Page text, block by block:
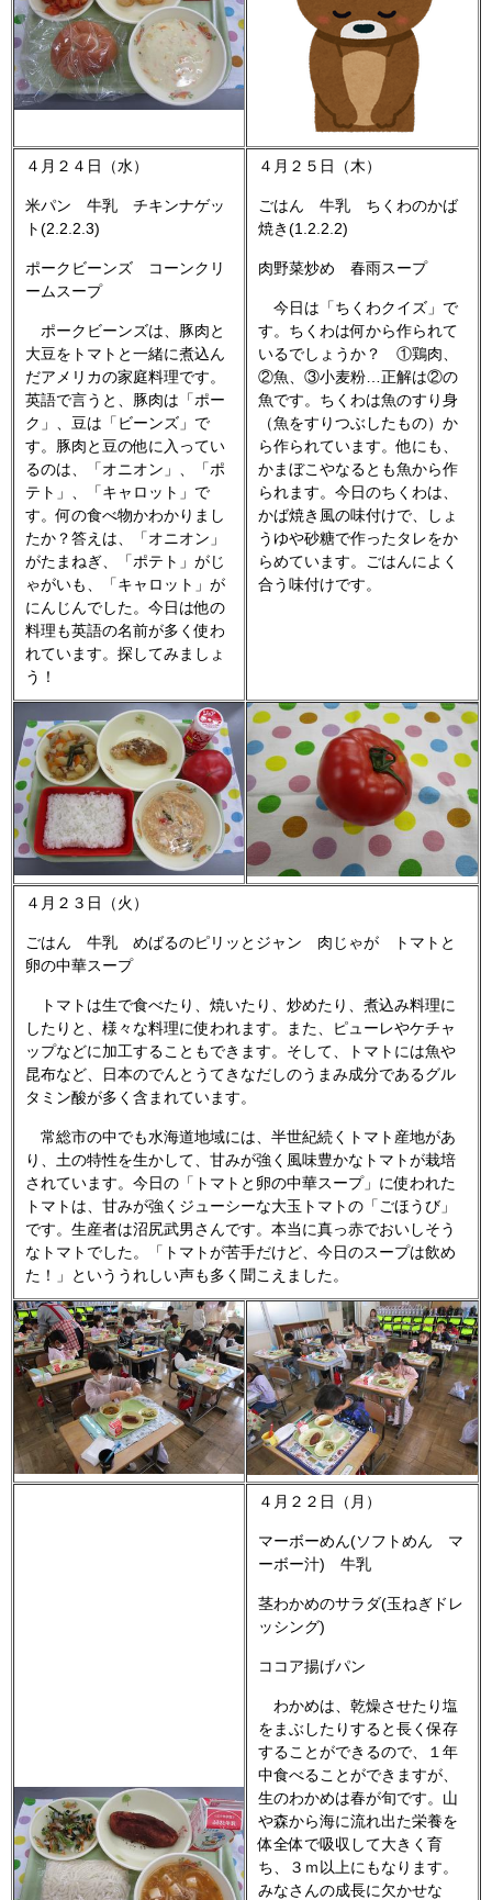
４月２４日（水）
米パン 牛乳 チキンナゲッ
ト(2.2.2.3)
ポークビーンズ コーンクリ
ームスープ
ポークビーンズは、豚肉と
大豆をトマトと一緒に煮込ん
だアメリカの家庭料理です。
英語で言うと、豚肉は「ポー
ク」、豆は「ビーンズ」で
す。豚肉と豆の他に入ってい
るのは、「オニオン」、「ポ
テト」、「キャロット」で
す。何の食べ物かわかりまし
たか？答えは、「オニオン」
がたまねぎ、「ポテト」がじ
ゃがいも、「キャロット」が
にんじんでした。今日は他の
料理も英語の名前が多く使わ
れています。探してみましょ
う！
４月２５日（木）
ごはん 牛乳 ちくわのかば
焼き(1.2.2.2)
肉野菜炒め 春雨スープ
今日は「ちくわクイズ」で
す。ちくわは何から作られて
いるでしょうか？ ①鶏肉、
②魚、③小麦粉…正解は②の
魚です。ちくわは魚のすり身
（魚をすりつぶしたもの）か
ら作られています。他にも、
かまぼこやなるとも魚から作
られます。今日のちくわは、
かば焼き風の味付けで、しょ
うゆや砂糖で作ったタレをか
らめています。ごはんによく
合う味付けです。
４月２３日（火）
ごはん 牛乳 めばるのピリッとジャン 肉じゃが トマトと
卵の中華スープ
トマトは生で食べたり、焼いたり、炒めたり、煮込み料理に
したりと、様々な料理に使われます。また、ピューレやケチャ
ップなどに加工することもできます。そして、トマトには魚や
昆布など、日本のでんとうてきなだしのうまみ成分であるグル
タミン酸が多く含まれています。
常総市の中でも水海道地域には、半世紀続くトマト産地があ
り、土の特性を生かして、甘みが強く風味豊かなトマトが栽培
されています。今日の「トマトと卵の中華スープ」に使われた
トマトは、甘みが強くジューシーな大玉トマトの「ごほうび」
です。生産者は沼尻武男さんです。本当に真っ赤でおいしそう
なトマトでした。「トマトが苦手だけど、今日のスープは飲め
た！」といううれしい声も多く聞こえました。
４月２２日（月）
マーボーめん(ソフトめん マ
ーボー汁) 牛乳
茎わかめのサラダ(玉ねぎドレ
ッシング)
ココア揚げパン
わかめは、乾燥させたり塩
をまぶしたりすると長く保存
することができるので、１年
中食べることができますが、
生のわかめは春が旬です。山
や森から海に流れ出た栄養を
体全体で吸収して大きく育
ち、３ｍ以上にもなります。
みなさんの成長に欠かせな